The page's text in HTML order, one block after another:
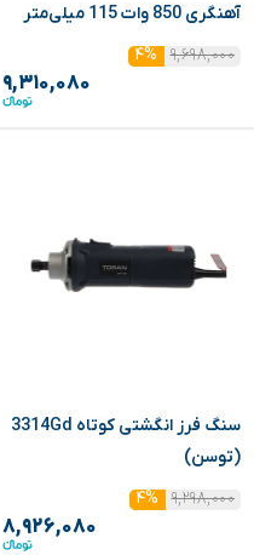
آهنگری 850 وات 115 میلی‌متر
۹,۶۹۸,۰۰۰
۴%
۹,۳۱۰,۰۸۰
سنگ فرز انگشتی کوتاه 3314Gd
(توسن)
۹,۲۹۸,۰۰۰
۴%
۸,۹۲۶,۰۸۰